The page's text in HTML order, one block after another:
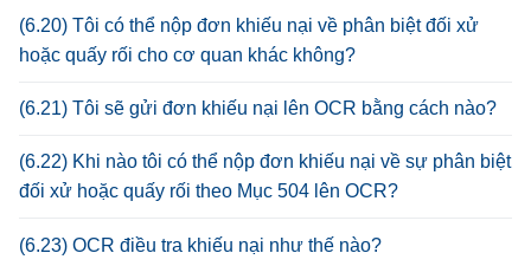
(6.20) Tôi có thể nộp đơn khiếu nại về phân biệt đối xử
hoặc quấy rối cho cơ quan khác không?
(6.21) Tôi sẽ gửi đơn khiếu nại lên OCR bằng cách nào?
(6.22) Khi nào tôi có thể nộp đơn khiếu nại về sự phân biệt
đối xử hoặc quấy rối theo Mục 504 lên OCR?
(6.23) OCR điều tra khiếu nại như thế nào?